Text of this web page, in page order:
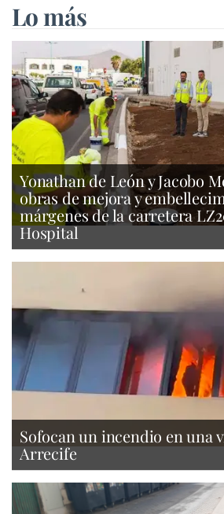
Lo más
Yonathan de León y Jacobo
obras de mejora y
márgenes de la carretera
Hospital
Sofocan un incendio en una
Arrecife